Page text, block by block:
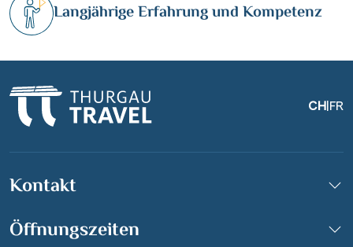
Langjährige Erfahrung und Kompetenz
CH FR
Kontakt
Öffnungszeiten